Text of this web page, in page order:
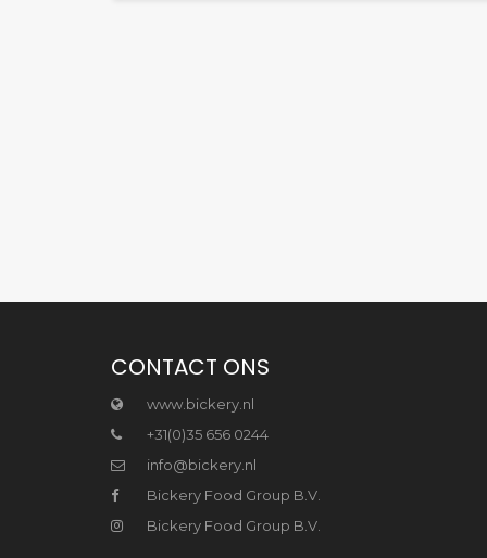
CONTACT ONS
www.bickery.nl
+31(0)35 656 0244
info@bickery.nl
Bickery Food Group B.V.
Bickery Food Group B.V.